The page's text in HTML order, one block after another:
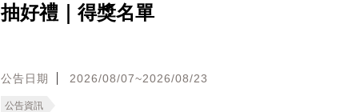
抽好禮｜得獎名單
公告日期 2026/08/07~2026/08/23
公告資訊